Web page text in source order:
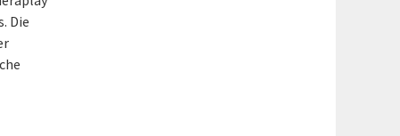
Die